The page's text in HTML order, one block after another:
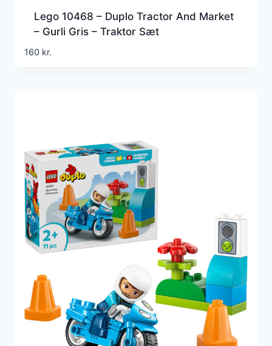
Lego 10468 – Duplo Tractor And Market
– Gurli Gris – Traktor Sæt
160 kr.